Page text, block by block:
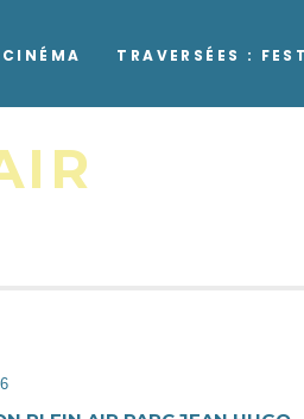
TRAVERSÉES :